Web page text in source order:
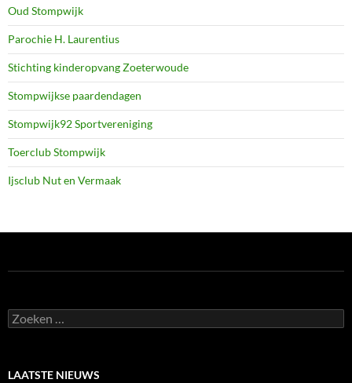
Oud Stompwijk
Parochie H. Laurentius
Stichting kinderopvang Zoeterwoude
Stompwijkse paardendagen
Stompwijk92 Sportvereniging
Toerclub Stompwijk
Ijsclub Nut en Vermaak
Zoeken
naar:
LAATSTE NIEUWS